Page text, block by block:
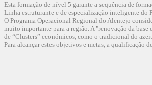
Esta formação de nível 5 garante a sequência de
Linha estruturante e de especialização inteligente do
O Programa Operacional Regional do Alentejo
muito importante para a região. A "renovação da
de “Clusters” económicos, como o tradicional do
Para alcançar estes objetivos e metas, a qualificação